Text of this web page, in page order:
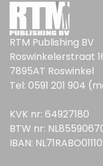
RTM Publishing BV
Roswinkelerstraat
7895AT Roswinkel
Tel: 0591 201 904
KVK nr: 64927180
BTW nr:
IBAN: